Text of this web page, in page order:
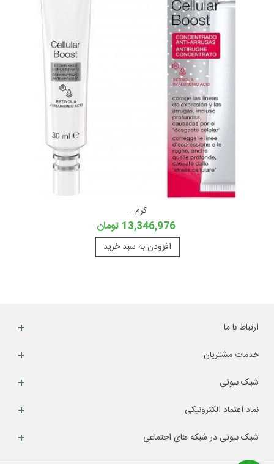
کرم...
13,346,976 تومان
افزودن به سبد خرید
ارتباط با ما
خدمات مشتریان
شیک بیوتی
نماد اعتماد الکترونیکی
شیک بیوتی در شبکه های اجتماعی